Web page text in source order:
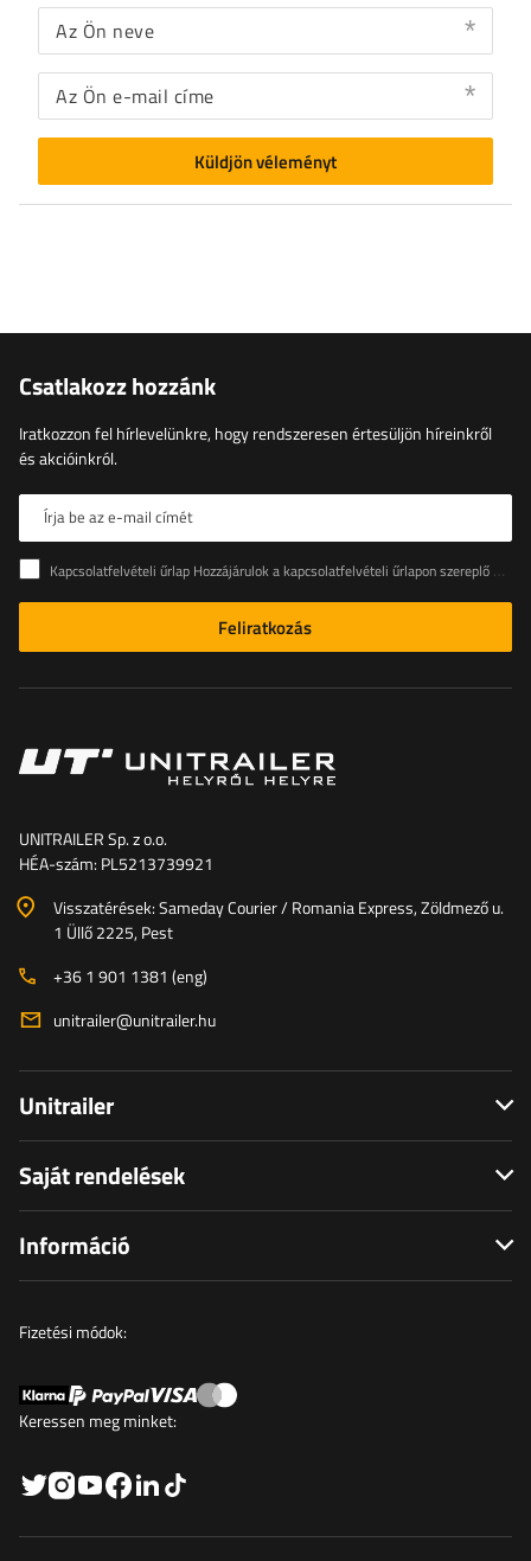
Az Ön neve
Az Ön e-mail címe
Küldjön véleményt
Csatlakozz hozzánk
Iratkozzon fel hírlevelünkre, hogy rendszeresen értesüljön híreinkről
és akcióinkról.
Írja be az e-mail címét
Kapcsolatfelvételi űrlap Hozzájárulok a kapcsolatfelvételi űrlapon szereplő személyes adataimnak az Európai Parlament és a Tanács (EU) rendeletével összhangban történő kezeléséhez
Feliratkozás
UNITRAILER Sp. z o.o.
HÉA-szám: PL5213739921
Visszatérések: Sameday Courier / Romania Express, Zöldmező u.
1 Üllő 2225, Pest
+36 1 901 1381 (eng)
unitrailer@unitrailer.hu
Unitrailer
Saját rendelések
Információ
Fizetési módok:
Keressen meg minket: